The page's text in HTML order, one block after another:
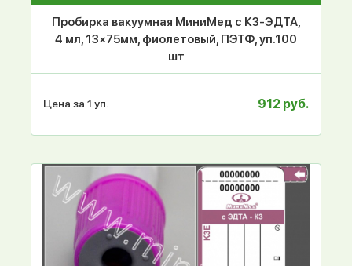
Пробирка вакуумная МиниМед с К3-ЭДТА,
4 мл, 13×75мм, фиолетовый, ПЭТФ, уп.100
шт
Цена за 1 уп. 912 руб.